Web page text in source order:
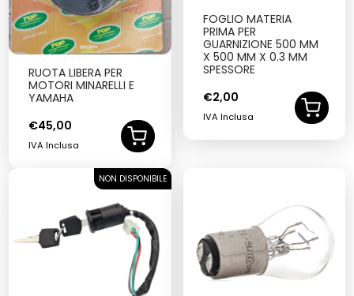
RUOTA LIBERA PER
MOTORI MINARELLI E
YAMAHA
€45,00
IVA Inclusa
FOGLIO MATERIA
PRIMA PER
GUARNIZIONE 500 MM
X 500 MM X 0.3 MM
SPESSORE
€2,00
IVA Inclusa
SOLD OUT
NON DISPONIBILE